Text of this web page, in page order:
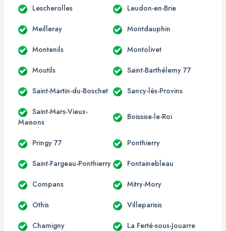
Lescherolles Leudon-en-Brie
Meilleray Montdauphin
Montenils Montolivet
Moutils Saint-Barthélemy 77
Saint-Martin-du-Boschet Sancy-lès-Provins
Saint-Mars-Vieux-
Maisons
Boissise-le-Roi
Pringy 77 Ponthierry
Saint-Fargeau-Ponthierry Fontainebleau
Compans Mitry-Mory
Othis Villeparisis
Chamigny La Ferté-sous-Jouarre